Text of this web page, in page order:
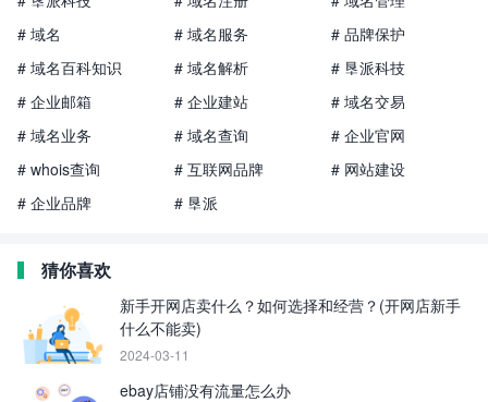
# 域名
# 域名服务
# 品牌保护
# 域名百科知识
# 域名解析
# 垦派科技
# 企业邮箱
# 企业建站
# 域名交易
# 域名业务
# 域名查询
# 企业官网
# whois查询
# 互联网品牌
# 网站建设
# 企业品牌
# 垦派
猜你喜欢
新手开网店卖什么？如何选择和经营？(开网店新手
什么不能卖)
2024-03-11
ebay店铺没有流量怎么办